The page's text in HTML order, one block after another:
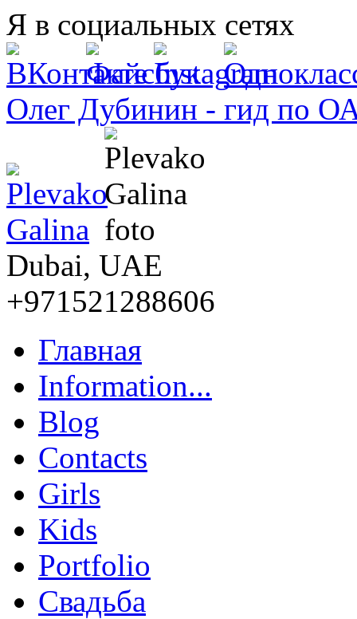
Перейти к основному содержанию
Я в социальных сетях
Олег Дубинин - гид по
Dubai, UAE
+971521288606
Главное меню
Главная
Information...
Blog
Contacts
Girls
Kids
Portfolio
Свадьба